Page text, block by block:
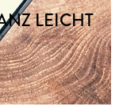
LEICHT